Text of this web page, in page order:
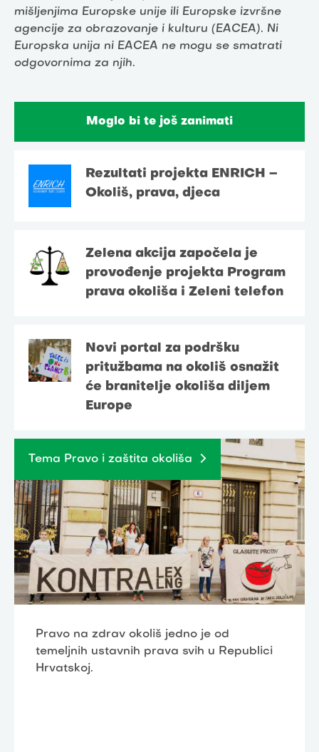
mišljenjima Europske unije ili Europske izvršne
agencije za obrazovanje i kulturu (EACEA). Ni
Europska unija ni EACEA ne mogu se smatrati
odgovornima za njih.
Moglo bi te još zanimati
Rezultati projekta ENRICH –
Okoliš, prava, djeca
Zelena akcija započela je
provođenje projekta Program
prava okoliša i Zeleni telefon
Novi portal za podršku
pritužbama na okoliš osnažit
će branitelje okoliša diljem
Europe
Tema Pravo i zaštita okoliša
Pravo na zdrav okoliš jedno je od
temeljnih ustavnih prava svih u Republici
Hrvatskoj.